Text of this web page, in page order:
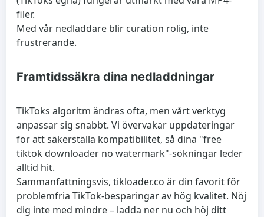
filer.
Med vår nedladdare blir curation rolig, inte
frustrerande.
Framtidssäkra dina nedladdningar
TikToks algoritm ändras ofta, men vårt verktyg
anpassar sig snabbt. Vi övervakar uppdateringar
för att säkerställa kompatibilitet, så dina "free
tiktok downloader no watermark"-sökningar leder
alltid hit.
Sammanfattningsvis, tikloader.co är din favorit för
problemfria TikTok-besparingar av hög kvalitet. Nöj
dig inte med mindre – ladda ner nu och höj ditt